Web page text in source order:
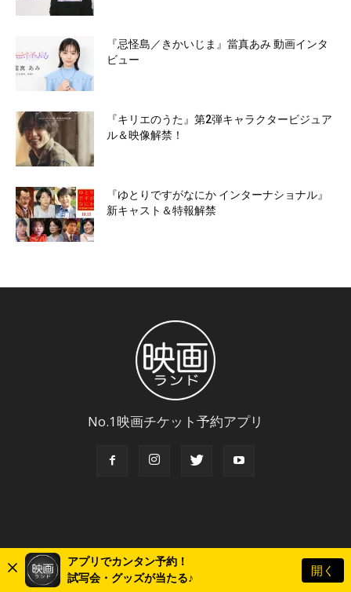
アプリでカンタン予約！
試写会・グッズが当たる♪
開く
『忌怪島／きかいじま』當真あみ 動画インタ
ビュー
『キリエのうた』第2弾キャラクタービジュア
ル＆映像解禁！
『ゆとりですがなにか インターナショナル』
新キャスト＆特報解禁
No.1映画チケット予約アプリ
© Copyright 2018 Eigaland, inc. All Rights Reserved.